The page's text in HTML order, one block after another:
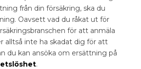
från din försäkring, ska du
Oavsett vad du råkat ut för
för att anmäla
alltså inte ha skadat dig för att
du kan ansöka om ersättning på
.